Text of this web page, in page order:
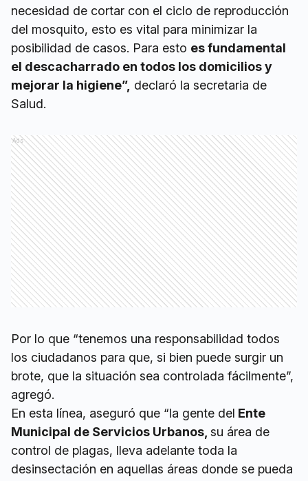
necesidad de cortar con el ciclo de reproducción
del mosquito, esto es vital para minimizar la
posibilidad de casos. Para esto es fundamental
el descacharrado en todos los domicilios y
mejorar la higiene”, declaró la secretaria de
Salud.
Ads
Por lo que “tenemos una responsabilidad todos
los ciudadanos para que, si bien puede surgir un
brote, que la situación sea controlada fácilmente”,
agregó.
En esta línea, aseguró que “la gente del Ente
Municipal de Servicios Urbanos, su área de
control de plagas, lleva adelante toda la
desinsectación en aquellas áreas donde se pueda